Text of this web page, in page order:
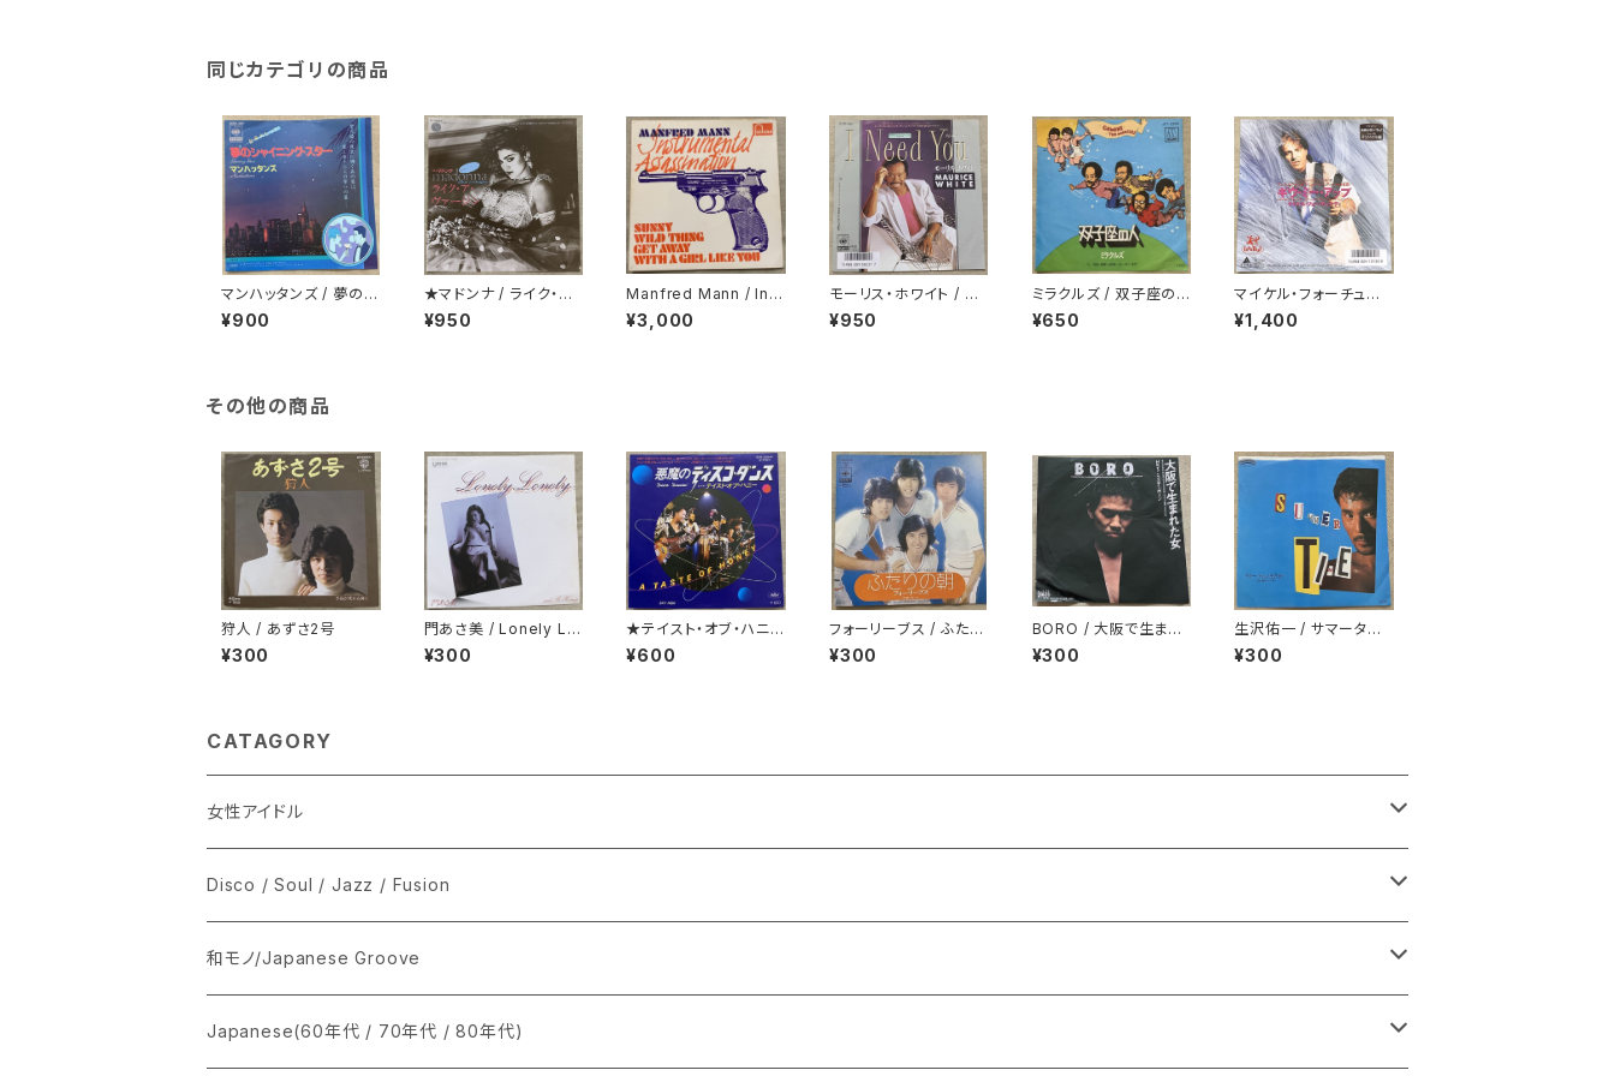
同じカテゴリの商品
マンハッタンズ / 夢のシ
ャイニング・スター
¥900
★マドンナ / ライク・ア・
ヴァージン
¥950
Manfred Mann / Inst
rumental Assassina
tion
¥3,000
モーリス・ホワイト / ア
イ・ニード・ユー
¥950
ミラクルズ / 双子座の
人
¥650
マイケル・フォーチュナ
ティ / ギヴ・ミー・アップ
¥1,400
その他の商品
狩人 / あずさ2号
¥300
門あさ美 / Lonely Lo
nely Honey
¥300
★テイスト・オブ・ハニー
/ 悪魔のディスコ・ダン
ス
¥600
フォーリーブス / ふたり
の朝
¥300
BORO / 大阪で生まれ
た女
¥300
生沢佑一 / サマータイ
ム プロモ
¥300
CATAGORY
女性アイドル
シングル盤
あ行
か行
LP
CD
Disco / Soul / Jazz / Fusion
シングル盤
A
12インチ・シングル
和モノ/Japanese Groove
シングル盤
Japanese(60年代 / 70年代 / 80年代)